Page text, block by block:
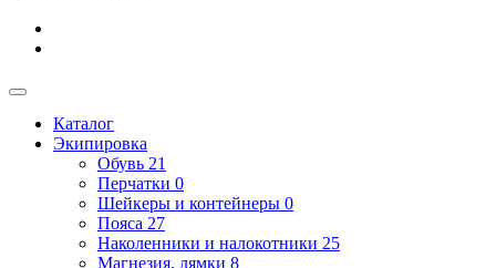
Каталог
Экипировка
Обувь 21
Перчатки 0
Шейкеры и контейнеры 0
Пояса 27
Наколенники и налокотники 25
Магнезия, лямки 8